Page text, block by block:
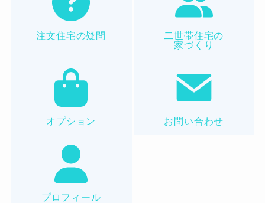
注文住宅の疑問
二世帯住宅の
家づくり
オプション お問い合わせ
プロフィール